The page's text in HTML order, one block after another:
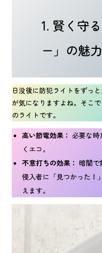
1. 賢く守
ー」の魅力
日没後に防犯ライトをずっ
が気になりますよね。そこ
のライトです。
高い節電効果： 必要な時
くエコ。
不意打ちの効果： 暗闇で
侵入者に「見つかった！
えます。